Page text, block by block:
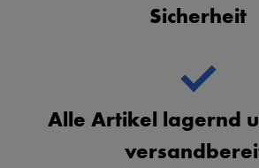
Sicherheit
Alle Artikel lagernd